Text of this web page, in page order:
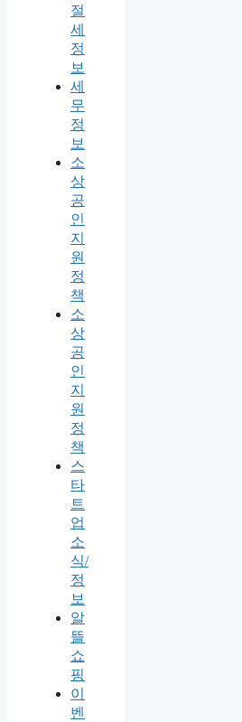
절
세
정
보
세
무
정
보
소
상
공
인
지
원
정
책
소
상
공
인
지
원
정
책
스
타
트
업
소
식/
정
보
알
뜰
쇼
핑
이
벤